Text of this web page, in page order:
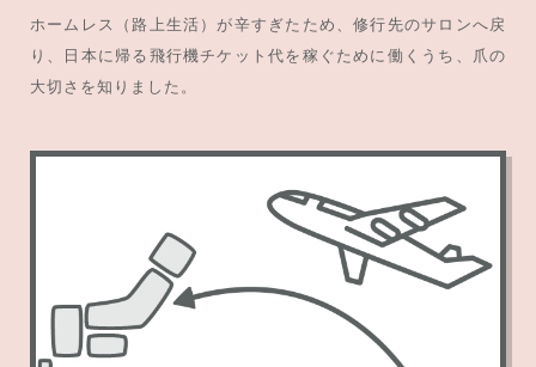
ホームレス（路上生活）が辛すぎたため、修行先のサロンへ戻
り、日本に帰る飛行機チケット代を稼ぐために働くうち、爪の
大切さを知りました。